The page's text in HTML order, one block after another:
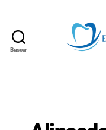
Buscar